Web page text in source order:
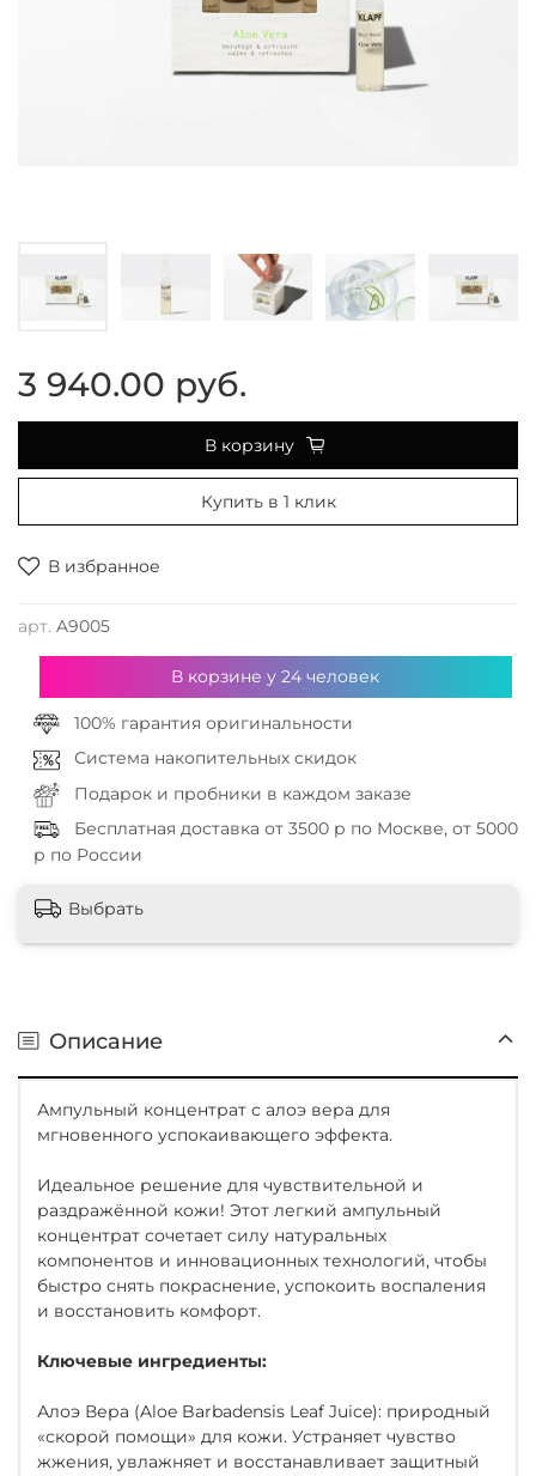
В избранное
арт. A9005
3 940.00 руб.
В корзину
Купить в 1 клик
В корзине у24 человек
100% гарантия оригинальности
Система накопительных скидок
Подарок и пробники в каждом заказе
Бесплатная доставка от 3500 р по Москве, от 5000
р по России
Выбрать
Описание
Ампульный концентрат с алоэ вера для
мгновенного успокаивающего эффекта.
Идеальное решение для чувствительной и
раздражённой кожи! Этот легкий ампульный
концентрат сочетает силу натуральных
компонентов и инновационных технологий, чтобы
быстро снять покраснение, успокоить воспаления
и восстановить комфорт.
Ключевые ингредиенты:
Алоэ Вера (Aloe Barbadensis Leaf Juice): природный
«скорой помощи» для кожи. Устраняет чувство
жжения, увлажняет и восстанавливает защитный